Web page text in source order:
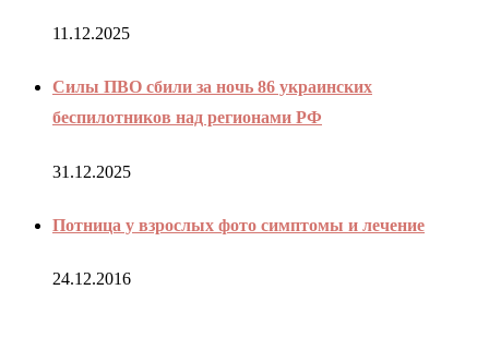
11.12.2025
Силы ПВО сбили за ночь 86 украинских
беспилотников над регионами РФ
31.12.2025
Потница у взрослых фото симптомы и лечение
24.12.2016